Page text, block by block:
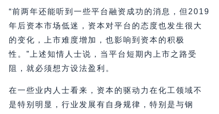
“前两年还能听到一些平台融资成功的消息，但2019
年后资本市场低迷，资本对平台的态度也发生很大
的变化，上市难度增加，也影响到资本的积极
性。”上述知情人士说，当平台短期内上市之路受
阻，就必须想方设法盈利。
在一些业内人士看来，资本的驱动力在化工领域不
是特别明显，行业发展有自身规律，特别是与钢